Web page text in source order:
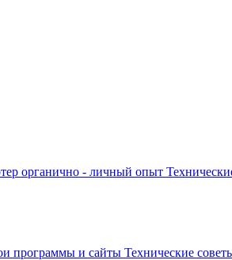
органично - личный опыт
программы и сайты Технические